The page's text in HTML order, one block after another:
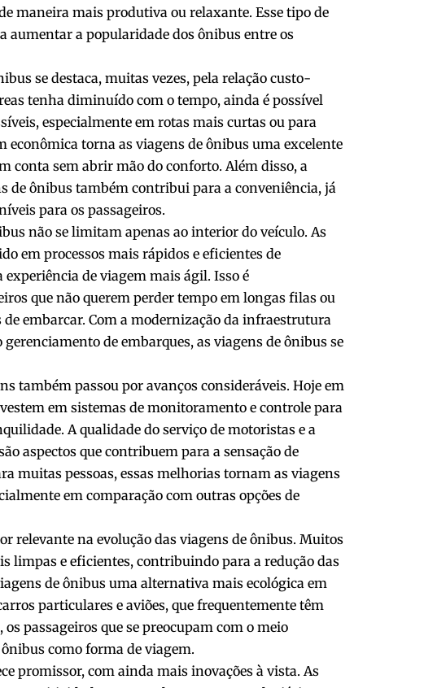
maneira mais produtiva ou relaxante. Esse tipo de
a popularidade dos ônibus entre os
se destaca, muitas vezes, pela relação custo-
tenha diminuído com o tempo, ainda é possível
especialmente em rotas mais curtas ou para
econômica torna as viagens de ônibus uma excelente
conta sem abrir mão do conforto. Além disso, a
de ônibus também contribui para a conveniência, já
para os passageiros.
não se limitam apenas ao interior do veículo. As
em processos mais rápidos e eficientes de
experiência de viagem mais ágil. Isso é
que não querem perder tempo em longas filas ou
embarcar. Com a modernização da infraestrutura
de embarques, as viagens de ônibus se
também passou por avanços consideráveis. Hoje em
em sistemas de monitoramento e controle para
A qualidade do serviço de motoristas e a
aspectos que contribuem para a sensação de
muitas pessoas, essas melhorias tornam as viagens
em comparação com outras opções de
relevante na evolução das viagens de ônibus. Muitos
limpas e eficientes, contribuindo para a redução das
de ônibus uma alternativa mais ecológica em
particulares e aviões, que frequentemente têm
passageiros que se preocupam com o meio
como forma de viagem.
promissor, com ainda mais inovações à vista. As